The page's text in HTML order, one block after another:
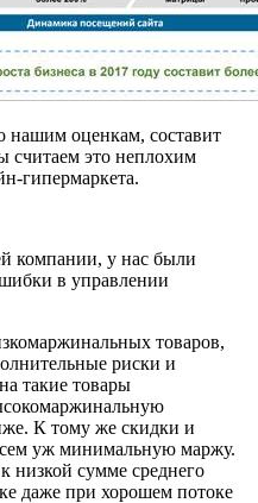
нашим оценкам, составит
считаем это неплохим
гипермаркета.
компании, у нас были
в управлении
товаров,
риски и
такие товары
К тому же скидки и
уж минимальную маржу.
низкой сумме среднего
даже при хорошем потоке